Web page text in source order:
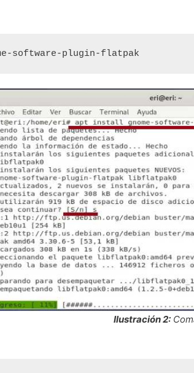
software-plugin-flatpak
Ilustración 2: